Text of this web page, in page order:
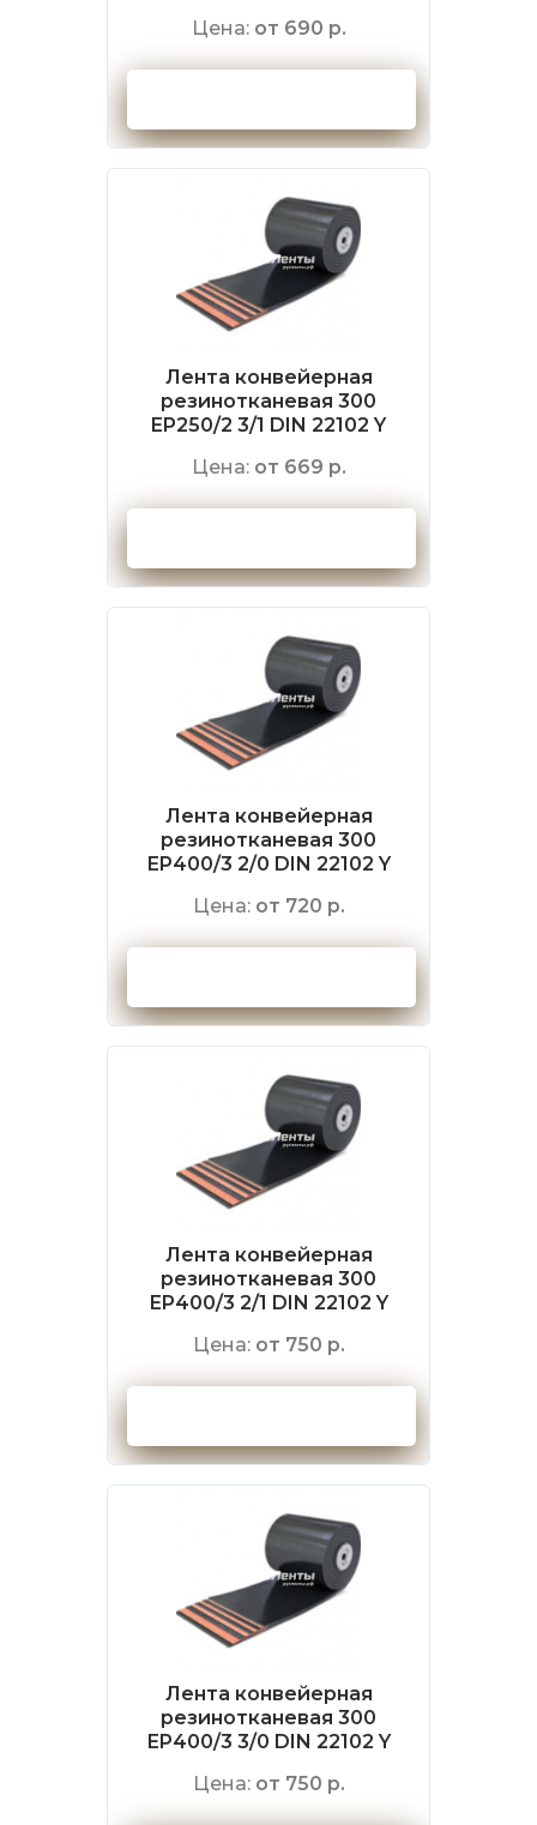
Цена: от 690 р.
Лента конвейерная
резинотканевая 300
EP250/2 3/1 DIN 22102 Y
Цена: от 669 р.
Лента конвейерная
резинотканевая 300
EP400/3 2/0 DIN 22102 Y
Цена: от 720 р.
Лента конвейерная
резинотканевая 300
EP400/3 2/1 DIN 22102 Y
Цена: от 750 р.
Лента конвейерная
резинотканевая 300
EP400/3 3/0 DIN 22102 Y
Цена: от 750 р.